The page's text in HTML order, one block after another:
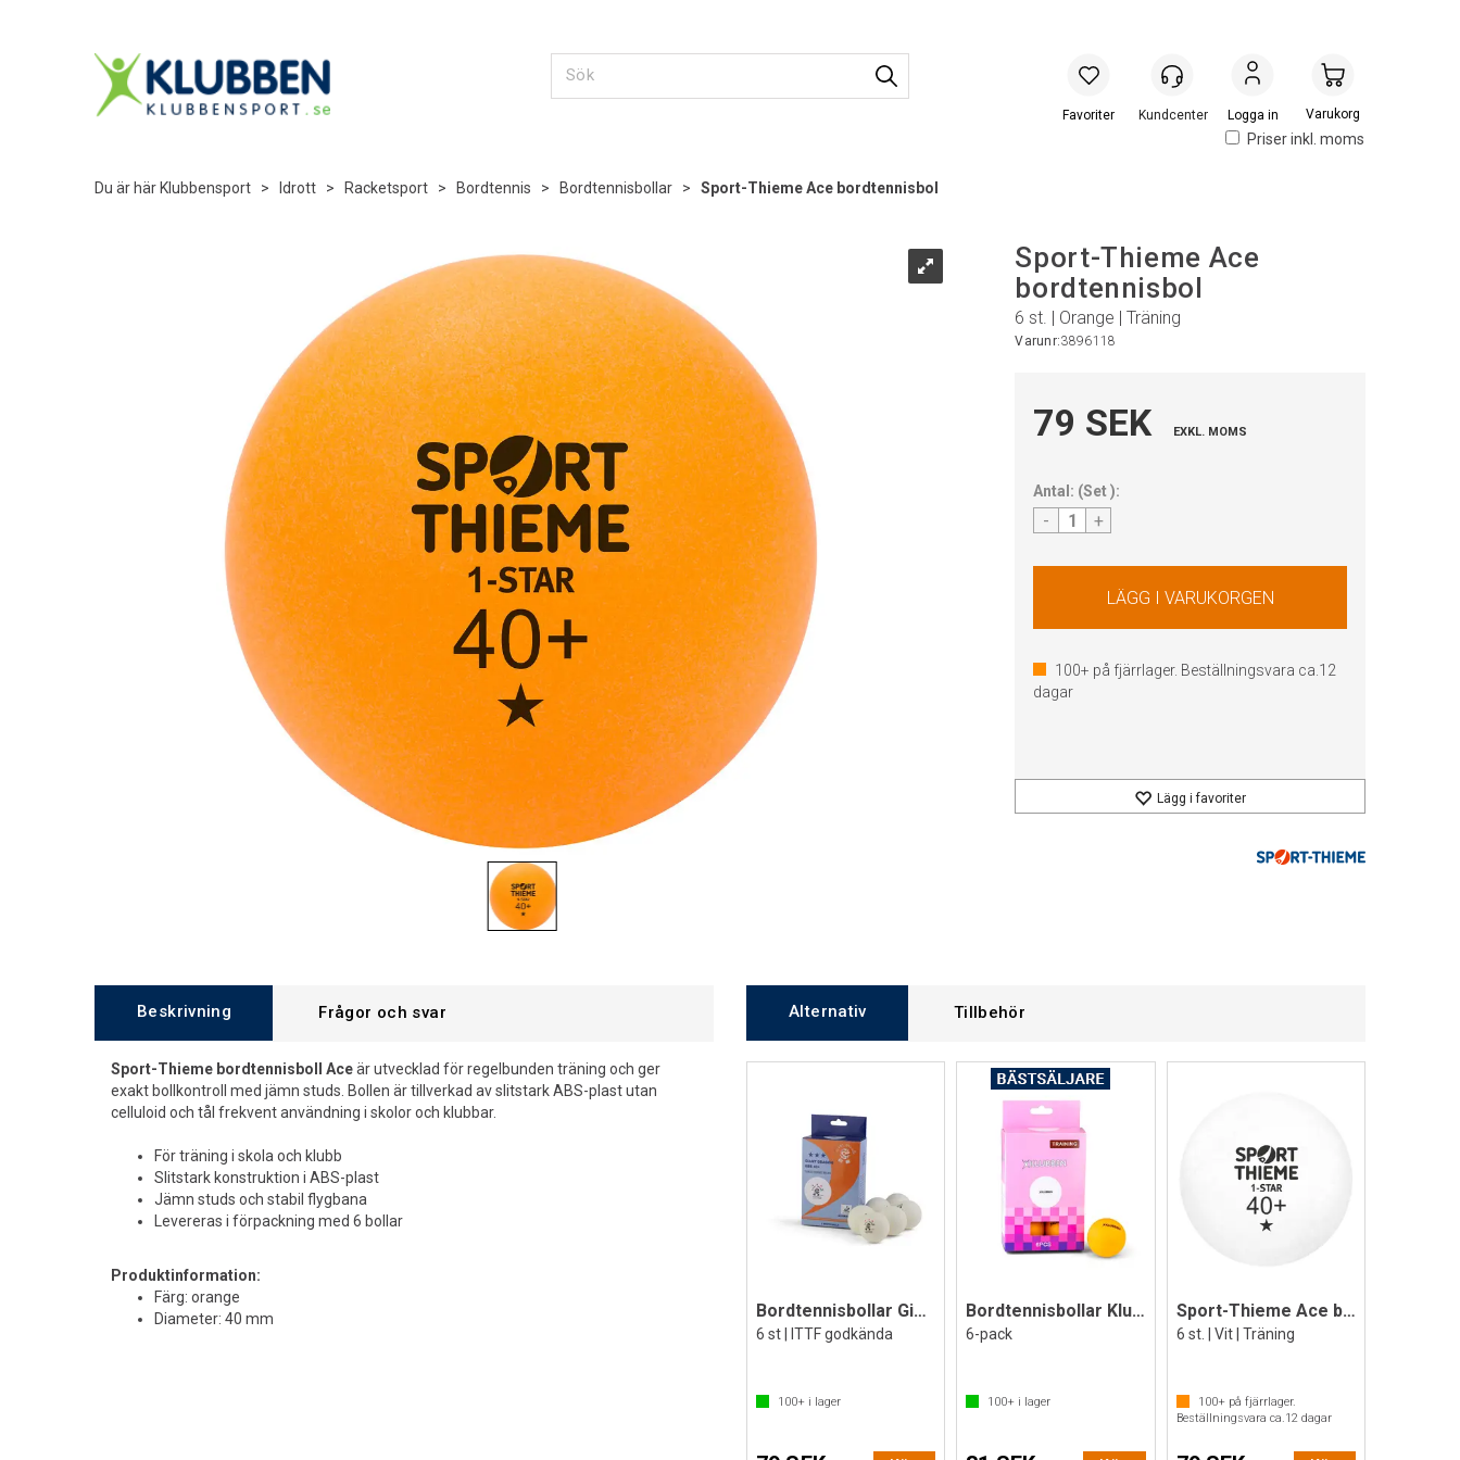
Priser inkl. moms
Logga in Handlevogn
Du är här Klubbensport > Idrott > Racketsport > Bordtennis > Bordtennisbollar > Sport-Thieme Ace bordtennisbol
Sport-Thieme Ace
bordtennisbol
6 st. | Orange | Träning
Varunr:3896118
79 SEK EXKL. MOMS
Antal: (Set):
- +
100+ på fjärrlager. Beställningsvara ca. 12
dagar
Lägg i favoriter
Beskrivning Frågor och svar
Sport-Thieme bordtennisboll Aceär utvecklad för regelbunden träning och ger
exakt bollkontroll med jämn studs. Bollen är tillverkad av slitstark ABS-plast utan
celluloid och tål frekvent användning i skolor och klubbar.
För träning i skola och klubb
Slitstark konstruktion i ABS-plast
Jämn studs och stabil flygbana
Levereras i förpackning med 6 bollar
Produktinformation:
Färg: orange
Diameter: 40 mm
Alternativ Tillbehör
Bordtennisbollar Giant Dragon ABS40+
6 st | ITTF godkända
100+ i lager
Bordtennisbollar Klubben
6-pack
100+ i lager
Sport-Thieme Ace bordtennisboll
6 st. | Vit | Träning
100+på fjärrlager.
Beställningsvara ca.12dagar